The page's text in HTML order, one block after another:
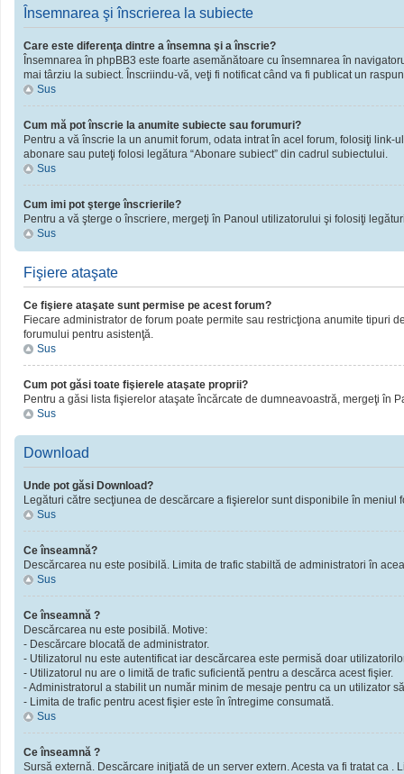
Însemnarea şi înscrierea la subiecte
Care este diferenţa dintre a însemna şi a înscrie?
Însemnarea în phpBB3 este foarte asemănătoare cu însemnarea în
mai târziu la subiect. Înscriindu-vă, veţi fi notificat când va fi publicat un
Sus
Cum mă pot înscrie la anumite subiecte sau forumuri?
Pentru a vă înscrie la un anumit forum, odata intrat în acel forum, folosiţi
abonare sau puteţi folosi legătura “Abonare subiect” din cadrul subiectului.
Sus
Cum imi pot şterge înscrierile?
Pentru a vă şterge o înscriere, mergeţi în Panoul utilizatorului şi folosiţi
Sus
Fişiere ataşate
Ce fişiere ataşate sunt permise pe acest forum?
Fiecare administrator de forum poate permite sau restricţiona anumite tipuri
forumului pentru asistenţă.
Sus
Cum pot găsi toate fişierele ataşate proprii?
Pentru a găsi lista fişierelor ataşate încărcate de dumneavoastră, mergeţi în
Sus
Download
Unde pot găsi Download?
Legături către secţiunea de descărcare a fişierelor sunt disponibile în meniul
Sus
Ce înseamnă?
Descărcarea nu este posibilă. Limita de trafic stabiltă de administratori în
Sus
Ce înseamnă ?
Descărcarea nu este posibilă. Motive:
- Descărcare blocată de administrator.
- Utilizatorul nu este autentificat iar descărcarea este permisă doar
- Utilizatorul nu are o limită de trafic suficientă pentru a descărca acest fişier.
- Administratorul a stabilit un număr minim de mesaje pentru ca un utilizator
- Limita de trafic pentru acest fişier este în întregime consumată.
Sus
Ce înseamnă ?
Sursă externă. Descărcare iniţiată de un server extern. Acesta va fi tratat ca